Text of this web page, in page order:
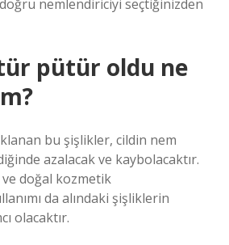
nemlendiriciyi seçtiğinizden
pütür oldu ne
bu şişlikler, cildin nem
azalacak ve kaybolacaktır.
doğal kozmetik
da alındaki şişliklerin
olacaktır.